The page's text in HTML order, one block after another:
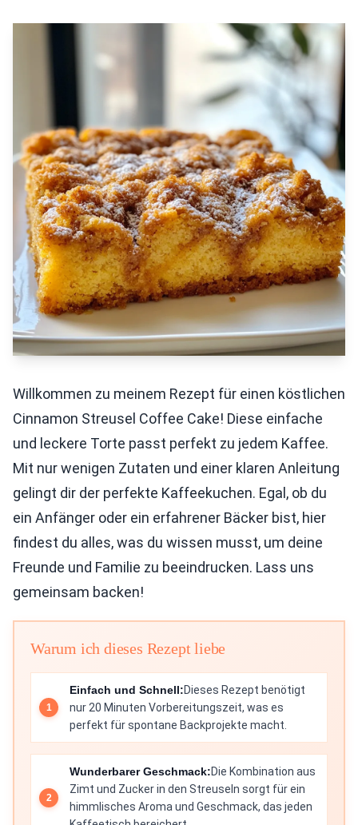
Willkommen zu meinem Rezept für einen köstlichen
Cinnamon Streusel Coffee Cake! Diese einfache
und leckere Torte passt perfekt zu jedem Kaffee.
Mit nur wenigen Zutaten und einer klaren Anleitung
gelingt dir der perfekte Kaffeekuchen. Egal, ob du
ein Anfänger oder ein erfahrener Bäcker bist, hier
findest du alles, was du wissen musst, um deine
Freunde und Familie zu beeindrucken. Lass uns
gemeinsam backen!
Warum ich dieses Rezept liebe
Einfach und Schnell:Dieses Rezept benötigt
nur 20 Minuten Vorbereitungszeit, was es
perfekt für spontane Backprojekte macht.
Wunderbarer Geschmack:Die Kombination aus
Zimt und Zucker in den Streuseln sorgt für ein
himmlisches Aroma und Geschmack, das jeden